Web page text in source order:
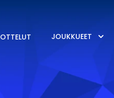
OTTELUT JOUKKUEET